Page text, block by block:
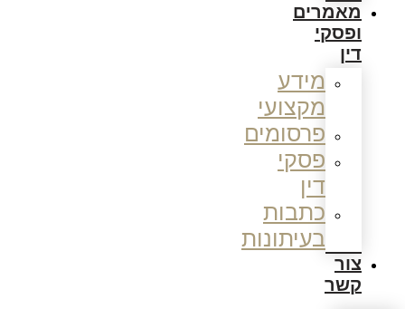
מאמרים
ופסקי
דין
מידע
מקצועי
פרסומים
פסקי
דין
כתבות
בעיתונות
צור
קשר